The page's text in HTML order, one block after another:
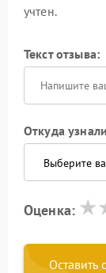
учтен.
Текст отзыва:
Откуда
Оценка:
Оставить